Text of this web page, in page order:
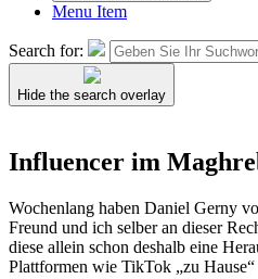
Menu Item
Search for:
Hide the search overlay
Influencer im
Wochenlang haben Daniel Gerny
Freund und ich selber an dieser
diese allein schon deshalb eine
Plattformen wie TikTok „zu